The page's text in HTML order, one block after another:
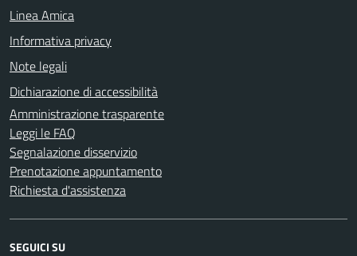
Linea Amica
Informativa privacy
Note legali
Dichiarazione di accessibilità
Amministrazione trasparente
Leggi le FAQ
Segnalazione disservizio
Prenotazione appuntamento
Richiesta d'assistenza
SEGUICI SU